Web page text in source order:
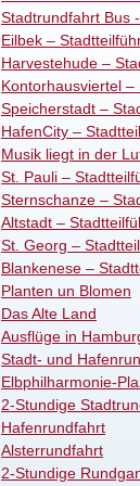
Stadtrundfahrt Bus
Eilbek –
Harvestehude –
Kontorhausviertel –
Speicherstadt –
HafenCity –
Musik liegt in der
St. Pauli –
Sternschanze –
Altstadt –
St. Georg –
Blankenese –
Planten un Blomen
Das Alte Land
Ausflüge in
Stadt- und
Elbphilharmonie-
2-Stundige
Hafenrundfahrt
Alsterrundfahrt
2-Stundige